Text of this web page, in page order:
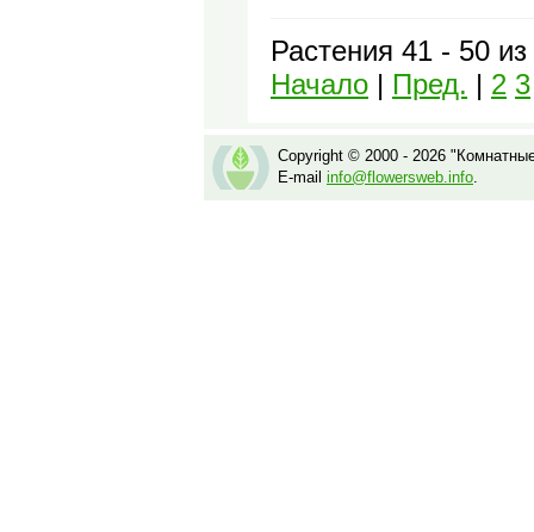
Растения 41 - 50
Начало | Пред. | 2 3
Copyright © 2000 - 2026
E-mail info@flowersweb.info.